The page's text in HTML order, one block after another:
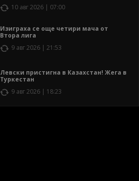
10 авг 2026 | 07:00
Изиграха се още четири мача от
Втора лига
9 авг 2026 | 21:53
Левски пристигна в Казахстан! Жега в
Туркестан
9 авг 2026 | 18:23